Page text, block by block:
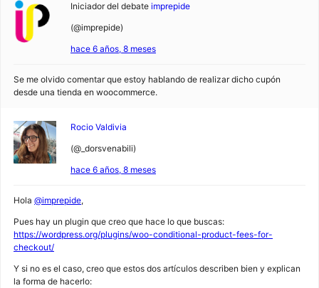
Iniciador del debate imprepide
(@imprepide)
hace 6 años, 8 meses
Se me olvido comentar que estoy hablando de realizar dicho cupón
desde una tienda en woocommerce.
Rocio Valdivia
(@_dorsvenabili)
hace 6 años, 8 meses
Hola @imprepide,
Pues hay un plugin que creo que hace lo que buscas:
https://wordpress.org/plugins/woo-conditional-product-fees-for-
checkout/
Y si no es el caso, creo que estos dos artículos describen bien y explican
la forma de hacerlo: